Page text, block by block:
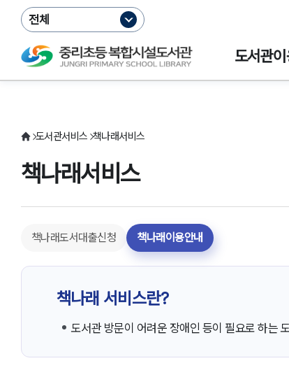
전체
도서관
도서관서비스 책나래서비스
책나래서비스
책나래도서대출신청 책나래이용안내
책나래 서비스란?
도서관 방문이 어려운 장애인 등이 필요로 하는